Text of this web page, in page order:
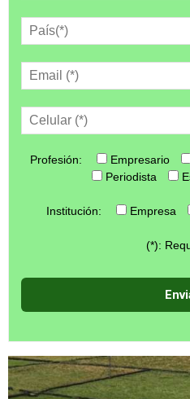
Profesión: Empresario
Periodista
Institución: Empresa
(*):